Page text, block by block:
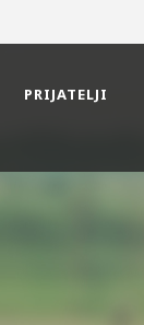
PRIJATELJI